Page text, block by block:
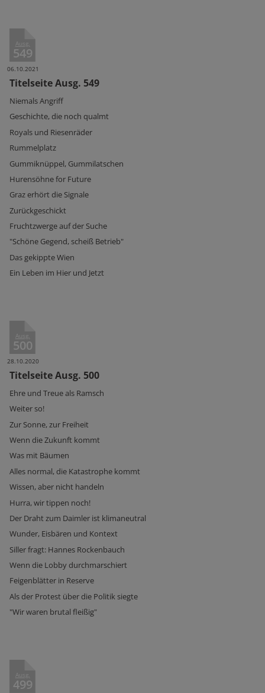
Ausg.
549
06.10.2021
Titelseite Ausg. 549
Niemals Angriff
Geschichte, die noch qualmt
Royals und Riesenräder
Rummelplatz
Gummiknüppel, Gummilatschen
Hurensöhne for Future
Graz erhört die Signale
Zurückgeschickt
Fruchtzwerge auf der Suche
"Schöne Gegend, scheiß Betrieb"
Das gekippte Wien
Ein Leben im Hier und Jetzt
Ausg.
500
28.10.2020
Titelseite Ausg. 500
Ehre und Treue als Ramsch
Weiter so!
Zur Sonne, zur Freiheit
Wenn die Zukunft kommt
Was mit Bäumen
Alles normal, die Katastrophe kommt
Wissen, aber nicht handeln
Hurra, wir tippen noch!
Der Draht zum Daimler ist klimaneutral
Wunder, Eisbären und Kontext
Siller fragt: Hannes Rockenbauch
Wenn die Lobby durchmarschiert
Feigenblätter in Reserve
Als der Protest über die Politik siegte
"Wir waren brutal fleißig"
Ausg.
499